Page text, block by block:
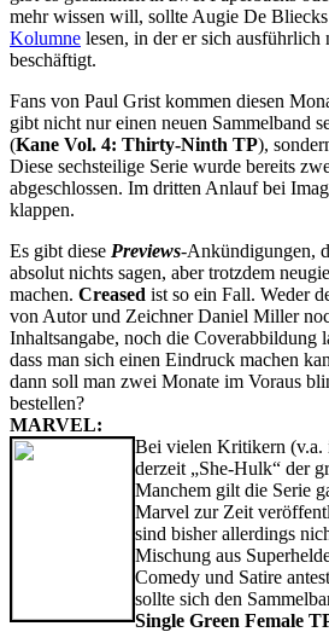
mehr wissen will, sollte Augie De
Kolumne lesen, in der er sich
beschäftigt.
Fans von Paul Grist kommen diesen
gibt nicht nur einen neuen Sammelband
(Kane Vol. 4: Thirty-Ninth TP),
Diese sechsteilige Serie wurde bereits
abgeschlossen. Im dritten Anlauf bei
klappen.
Es gibt diese Previews-Ankündigungen,
absolut nichts sagen, aber trotzdem
machen. Creased ist so ein Fall. Weder
von Autor und Zeichner Daniel Miller
Inhaltsangabe, noch die Coverabbildung
dass man sich einen Eindruck machen
dann soll man zwei Monate im Voraus
bestellen?
MARVEL:
Bei vielen Kritikern (v.a.
derzeit „She-Hulk“ der
Manchem gilt die Serie
Marvel zur Zeit
sind bisher allerdings
Mischung aus
Comedy und Satire
sollte sich den
Single Green Female